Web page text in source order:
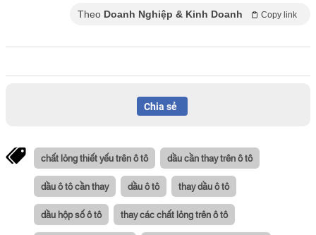
Theo Doanh Nghiệp & Kinh Doanh Copy link
Chia sẻ
chất lỏng thiết yếu trên ô tô dầu cần thay trên ô tô
dầu ô tô cần thay dầu ô tô thay dầu ô tô
dầu hộp số ô tô thay các chất lỏng trên ô tô